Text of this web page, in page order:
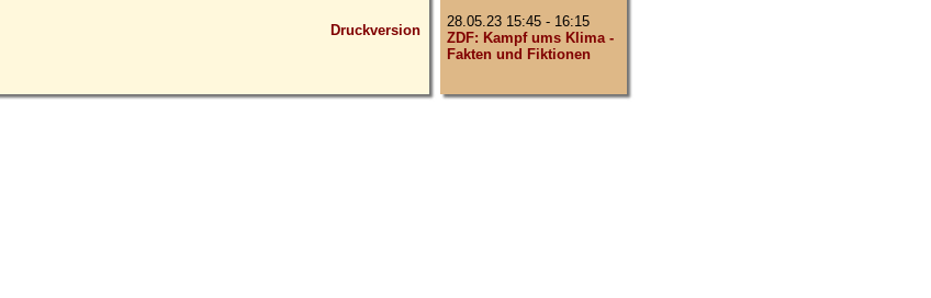
Druckversion
28.05.23 15:45 - 16:15
ZDF: Kampf ums Klima -
Fakten und Fiktionen